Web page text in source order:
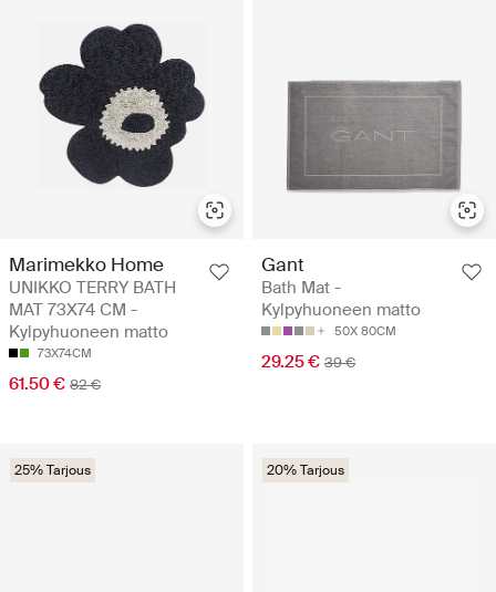
Marimekko Home
UNIKKO TERRY BATH
MAT 73X74 CM -
Kylpyhuoneen matto
73X74CM
61.50 € 82 €
Gant
Bath Mat -
Kylpyhuoneen matto
50X 80CM
29.25 € 39 €
25% Tarjous 20% Tarjous